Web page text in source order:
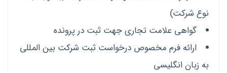
نوع شرکت)
گواهی علامت تجاری جهت ثبت در پرونده
ارائه فرم مخصوص درخواست ثبت شرکت بین المللی
به زبان انگلیسی